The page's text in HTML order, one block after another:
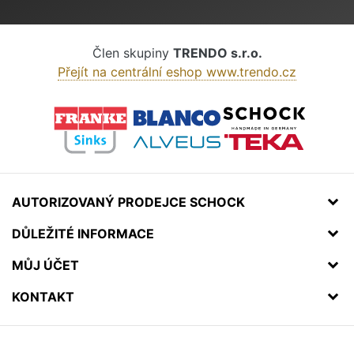
Člen skupiny TRENDO s.r.o.
Přejít na centrální eshop www.trendo.cz
AUTORIZOVANÝ PRODEJCE SCHOCK
DŮLEŽITÉ INFORMACE
MŮJ ÚČET
KONTAKT